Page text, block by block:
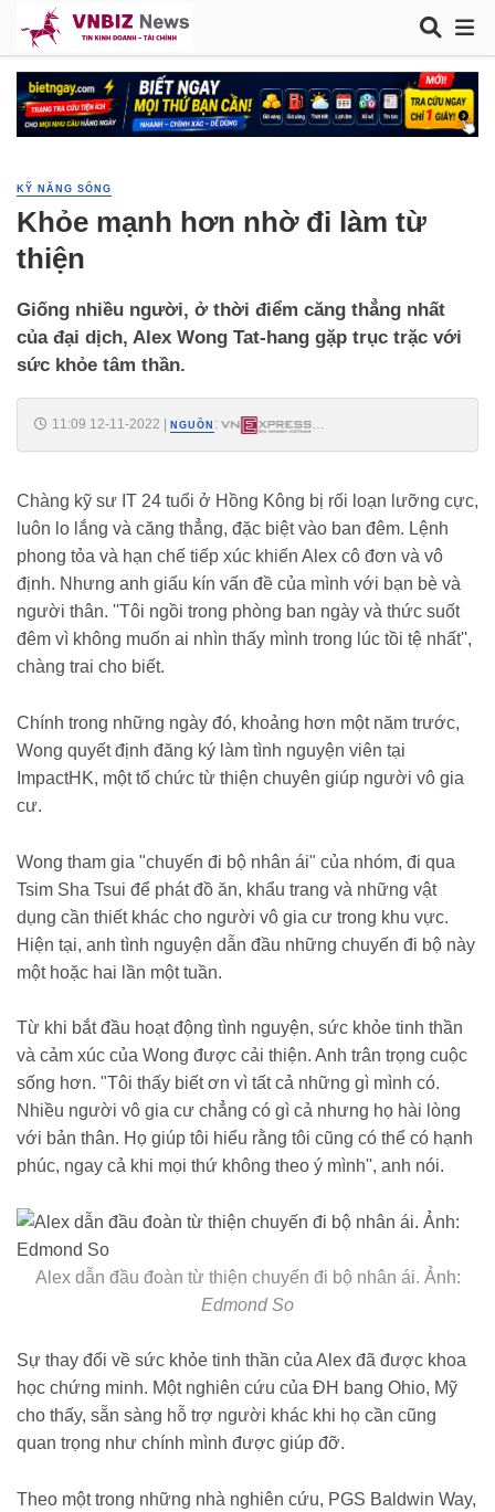
KỸ NĂNG SỐNG
Khỏe mạnh hơn nhờ đi làm từ
thiện
Giống nhiều người, ở thời điểm căng thẳng nhất
của đại dịch, Alex Wong Tat-hang gặp trục trặc với
sức khỏe tâm thần.
11:09 12-11-2022 NGUỒN :
Chàng kỹ sư IT 24 tuổi ở Hồng Kông bị rối loạn lưỡng cực,
luôn lo lắng và căng thẳng, đặc biệt vào ban đêm. Lệnh
phong tỏa và hạn chế tiếp xúc khiến Alex cô đơn và vô
định. Nhưng anh giấu kín vấn đề của mình với bạn bè và
người thân. ''Tôi ngồi trong phòng ban ngày và thức suốt
đêm vì không muốn ai nhìn thấy mình trong lúc tồi tệ nhất'',
chàng trai cho biết.
Chính trong những ngày đó, khoảng hơn một năm trước,
Wong quyết định đăng ký làm tình nguyện viên tại
ImpactHK, một tổ chức từ thiện chuyên giúp người vô gia
cư.
Wong tham gia "chuyến đi bộ nhân ái" của nhóm, đi qua
Tsim Sha Tsui để phát đồ ăn, khẩu trang và những vật
dụng cần thiết khác cho người vô gia cư trong khu vực.
Hiện tại, anh tình nguyện dẫn đầu những chuyến đi bộ này
một hoặc hai lần một tuần.
Từ khi bắt đầu hoạt động tình nguyện, sức khỏe tinh thần
và cảm xúc của Wong được cải thiện. Anh trân trọng cuộc
sống hơn. "Tôi thấy biết ơn vì tất cả những gì mình có.
Nhiều người vô gia cư chẳng có gì cả nhưng họ hài lòng
với bản thân. Họ giúp tôi hiểu rằng tôi cũng có thể có hạnh
phúc, ngay cả khi mọi thứ không theo ý mình'', anh nói.
Alex dẫn đầu đoàn từ thiện chuyến đi bộ nhân ái. Ảnh:
Edmond So
Sự thay đổi về sức khỏe tinh thần của Alex đã được khoa
học chứng minh. Một nghiên cứu của ĐH bang Ohio, Mỹ
cho thấy, sẵn sàng hỗ trợ người khác khi họ cần cũng
quan trọng như chính mình được giúp đỡ.
Theo một trong những nhà nghiên cứu, PGS Baldwin Way,